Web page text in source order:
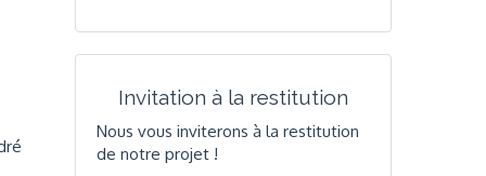
Invitation à la restitution
Nous vous inviterons à la restitution
de notre projet !